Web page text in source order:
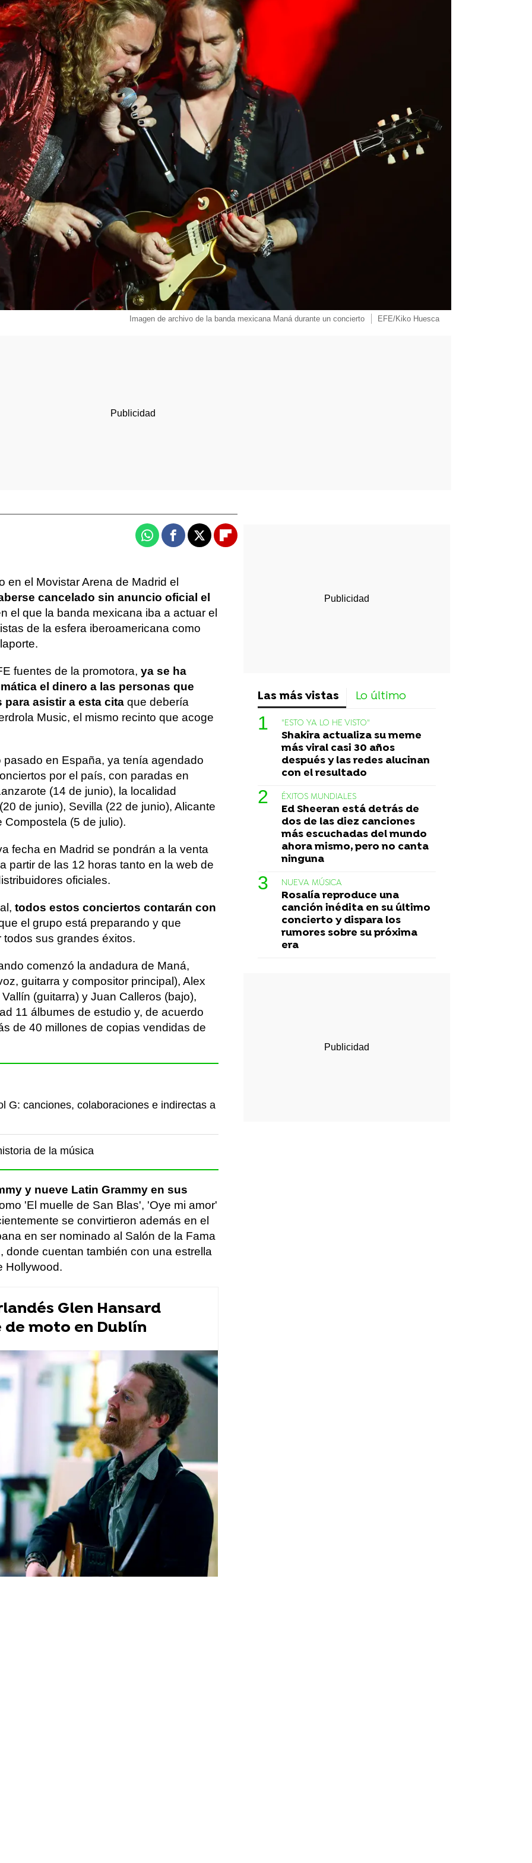
Imagen de archivo de la banda mexicana Maná durante un concierto EFE/Kiko Huesca
WhatsappFacebook
X Flipboard
en el Movistar Arena de Madrid el
cancelado sin anuncio oficial el
el que la banda mexicana iba a actuar el
de la esfera iberoamericana como
fuentes de la promotora, ya se ha
el dinero a las personas que
asistir a esta cita que debería
Music, el mismo recinto que acoge
en España, ya tenía agendado
por el país, con paradas en
(14 de junio), la localidad
de junio), Sevilla (22 de junio), Alicante
(5 de julio).
fecha en Madrid se pondrán a la venta
partir de las 12 horas tanto en la web de
oficiales.
todos estos conciertos contarán con
el grupo está preparando y que
sus grandes éxitos.
comenzó la andadura de Maná,
guitarra y compositor principal), Alex
(guitarra) y Juan Calleros (bajo),
11 álbumes de estudio y, de acuerdo
de 40 millones de copias vendidas de
G: canciones, colaboraciones e indirectas a
de la música
y nueve Latin Grammy en sus
'El muelle de San Blas', 'Oye mi amor'
se convirtieron además en el
en ser nominado al Salón de la Fama
donde cuentan también con una estrella
Hollywood.
Glen Hansard
moto en Dublín
Las más vistas Lo último
"ESTO YA LO HE VISTO"
Shakira actualiza su meme
más viral casi 30 años
después y las redes alucinan
con el resultado
ÉXITOS MUNDIALES
Ed Sheeran está detrás de
dos de las diez canciones
más escuchadas del mundo
ahora mismo, pero no canta
ninguna
NUEVA MÚSICA
Rosalía reproduce una
canción inédita en su último
concierto y dispara los
rumores sobre su próxima
era